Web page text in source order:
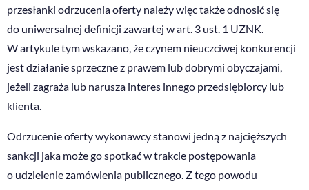
przesłanki odrzucenia oferty należy więc także odnosić się
do uniwersalnej definicji zawartej w art. 3 ust. 1 UZNK.
W artykule tym wskazano, że czynem nieuczciwej konkurencji
jest działanie sprzeczne z prawem lub dobrymi obyczajami,
jeżeli zagraża lub narusza interes innego przedsiębiorcy lub
klienta.
Odrzucenie oferty wykonawcy stanowi jedną z najcięższych
sankcji jaka może go spotkać w trakcie postępowania
o udzielenie zamówienia publicznego. Z tego powodu